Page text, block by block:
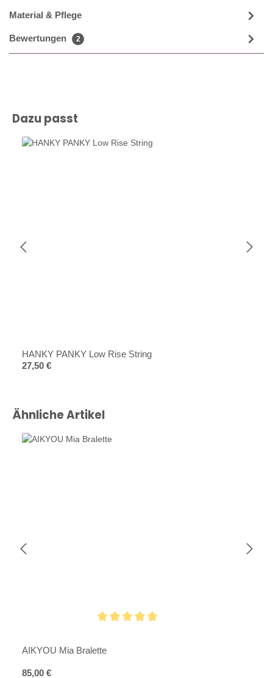
Material & Pflege
Bewertungen 2
Produktgalerie überspringen
Dazu passt
HANKY PANKY Low Rise String
Regulärer Preis:
27,50 €
Produktgalerie überspringen
Ähnliche Artikel
AIKYOU Mia Bralette
Regulärer Preis:
85,00 €